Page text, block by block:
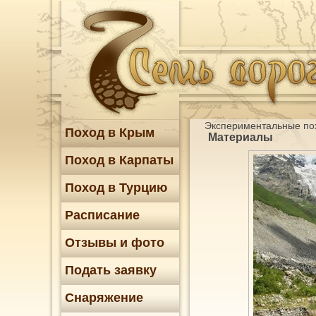
Экспериментальные
Материалы
Поход в Крым
Поход в Карпаты
Поход в Турцию
Расписание
Отзывы и фото
Подать заявку
Снаряжение